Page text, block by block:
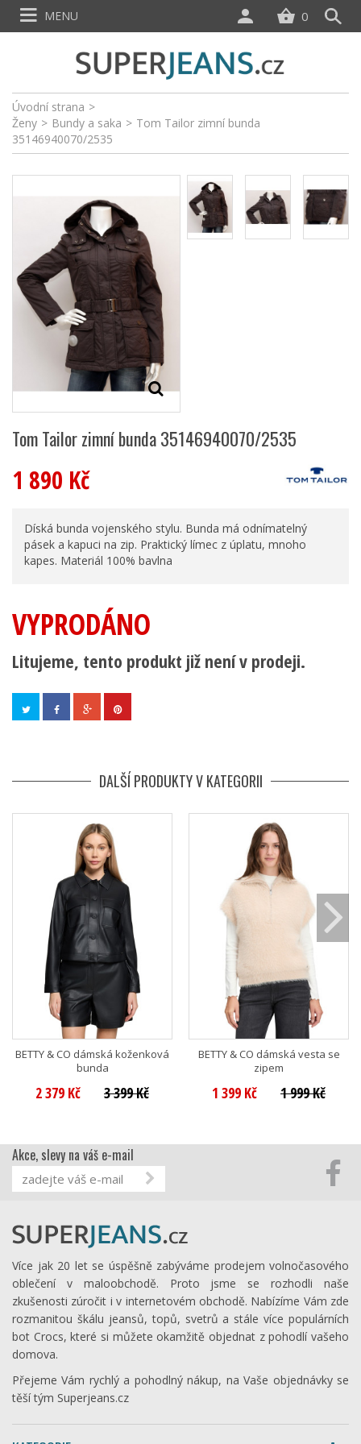
Úvodní strana >
Ženy > Bundy a saka > Tom Tailor zimní bunda
35146940070/2535
Tom Tailor zimní bunda 35146940070/2535
1 890 Kč
Díská bunda vojenského stylu. Bunda má odnímatelný
pásek a kapuci na zip. Praktický límec z úplatu, mnoho
kapes. Materiál 100% bavlna
VYPRODÁNO
Litujeme, tento produkt již není v prodeji.
DALŠÍ PRODUKTY V KATEGORII
BETTY & CO dámská koženková
bunda
2 379 Kč 3 399 Kč
BETTY & CO dámská vesta se
zipem
1 399 Kč 1 999 Kč
0
MENU
Akce, slevy na váš e-mail
Více jak 20 let se úspěšně zabýváme prodejem volnočasového
oblečení v maloobchodě. Proto jsme se rozhodli naše
zkušenosti zúročit i v internetovém obchodě. Nabízíme Vám zde
rozmanitou škálu jeansů, topů, svetrů a stále více populárních
bot Crocs, které si můžete okamžitě objednat z pohodlí vašeho
domova.
Přejeme Vám rychlý a pohodlný nákup, na Vaše objednávky se
těší tým Superjeans.cz